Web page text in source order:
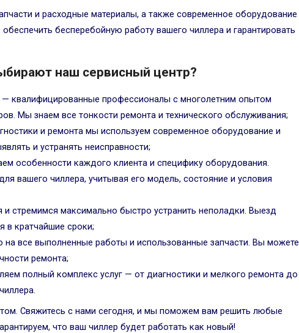
и расходные материалы, а также современное оборудование
бесперебойную работу вашего чиллера и гарантировать
наш сервисный центр?
квалифицированные профессионалы с многолетним опытом
Мы знаем все тонкости ремонта и технического обслуживания;
и ремонта мы используем современное оборудование и
и устранять неисправности;
особенности каждого клиента и специфику оборудования.
вашего чиллера, учитывая его модель, состояние и условия
стремимся максимально быстро устранить неполадки. Выезд
в кратчайшие сроки;
на все выполненные работы и использованные запчасти. Вы можете
ремонта;
полный комплекс услуг — от диагностики и мелкого ремонта до
Свяжитесь с нами сегодня, и мы поможем вам решить любые
что ваш чиллер будет работать как новый!